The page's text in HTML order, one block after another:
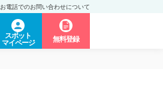
お電話でのお問い合わせについて
スポット
マイページ
無料登録